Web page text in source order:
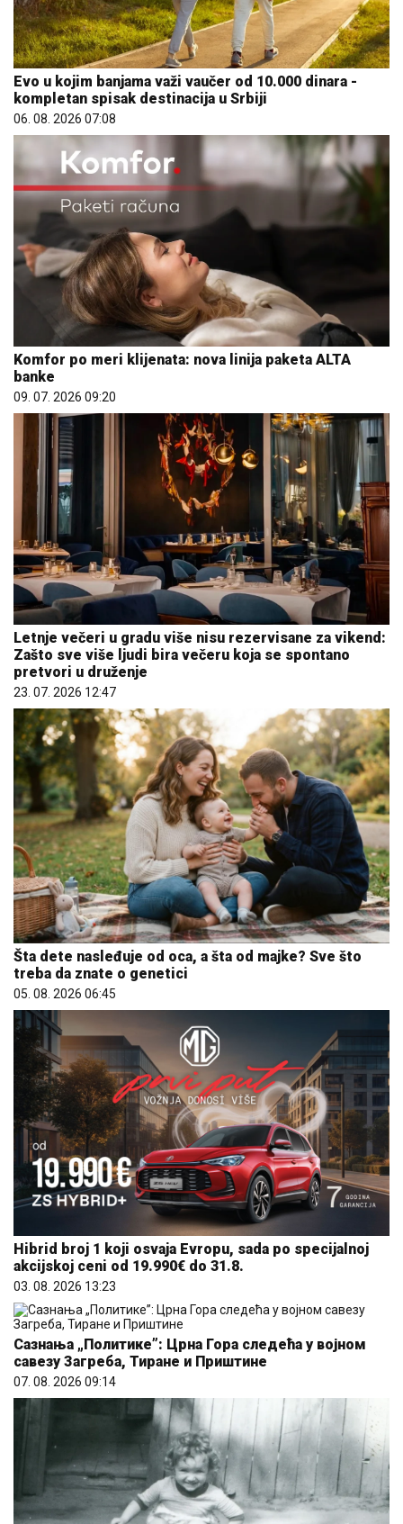
Evo u kojim banjama važi vaučer od 10.000 dinara -
kompletan spisak destinacija u Srbiji
06. 08. 2026 07:08
Komfor po meri klijenata: nova linija paketa ALTA
banke
09. 07. 2026 09:20
Letnje večeri u gradu više nisu rezervisane za vikend:
Zašto sve više ljudi bira večeru koja se spontano
pretvori u druženje
23. 07. 2026 12:47
Šta dete nasleđuje od oca, a šta od majke? Sve što
treba da znate o genetici
05. 08. 2026 06:45
Hibrid broj 1 koji osvaja Evropu, sada po specijalnoj
akcijskoj ceni od 19.990€ do 31.8.
03. 08. 2026 13:23
Сазнања „Политике”: Црна Гора следећа у војном
савезу Загреба, Тиране и Приштине
07. 08. 2026 09:14